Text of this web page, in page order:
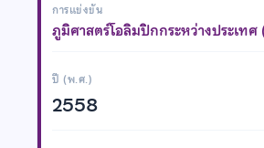
การแข่งขัน
ภูมิศาสตร์โอลิมปิกกระหว่างประเทศ
ปี (พ.ศ.)
2558